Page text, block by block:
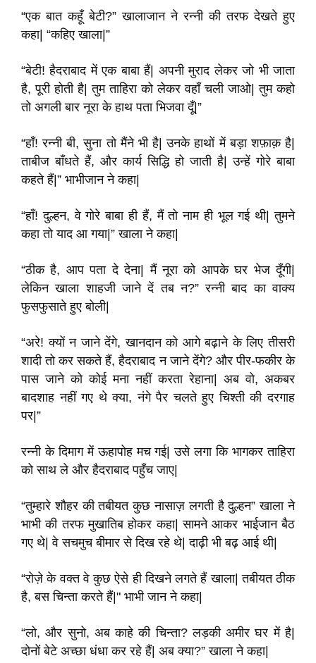
“एक बात कहूँ बेटी?” खालाजान ने रन्नी की तरफ देखते हुए
कहा| “कहिए खाला|”
“बेटी! हैदराबाद में एक बाबा हैं| अपनी मुराद लेकर जो भी जाता
है, पूरी होती है| तुम ताहिरा को लेकर वहाँ चली जाओ| तुम कहो
तो अगली बार नूरा के हाथ पता भिजवा दूँ|”
“हाँ! रन्नी बी, सुना तो मैंने भी है| उनके हाथों में बड़ा शफ़ाक़ है|
ताबीज बाँधते हैं, और कार्य सिद्धि हो जाती है| उन्हें गोरे बाबा
कहते हैं|” भाभीजान ने कहा|
“हाँ! दुल्हन, वे गोरे बाबा ही हैं, मैं तो नाम ही भूल गई थी| तुमने
कहा तो याद आ गया|” खाला ने कहा|
“ठीक है, आप पता दे देना| मैं नूरा को आपके घर भेज दूँगी|
लेकिन खाला शाहजी जाने दें तब न?” रन्नी बाद का वाक्य
फुसफुसाते हुए बोली|
“अरे! क्यों न जाने देंगे, खानदान को आगे बढ़ाने के लिए तीसरी
शादी तो कर सकते हैं, हैदराबाद न जाने देंगे? और पीर-फकीर के
पास जाने को कोई मना नहीं करता रेहाना| अब वो, अकबर
बादशाह नहीं गए थे क्या, नंगे पैर चलते हुए चिश्ती की दरगाह
पर|”
रन्नी के दिमाग में ऊहापोह मच गई| उसे लगा कि भागकर ताहिरा
को साथ ले और हैदराबाद पहुँच जाए|
“तुम्हारे शौहर की तबीयत कुछ नासाज़ लगती है दुल्हन” खाला ने
भाभी की तरफ मुखातिब होकर कहा| सामने आकर भाईजान बैठ
गए थे| वे सचमुच बीमार से दिख रहे थे| दाढ़ी भी बढ़ आई थी|
“रोज़े के वक्त वे कुछ ऐसे ही दिखने लगते हैं खाला| तबीयत ठीक
है, बस चिन्ता करते हैं|" भाभी जान ने कहा|
“लो, और सुनो, अब काहे की चिन्ता? लड़की अमीर घर में है|
दोनों बेटे अच्छा धंधा कर रहे हैं| अब क्या?” खाला ने कहा|